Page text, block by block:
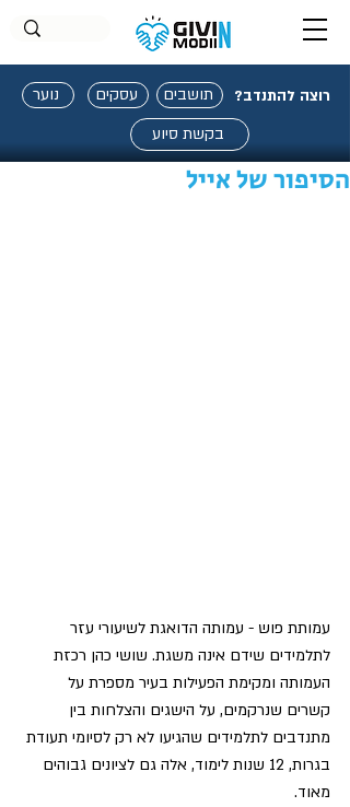
נוער עסקים תושבים רוצה להתנדב?
בקשת סיוע
הסיפור של אייל
עמותת פוש - עמותה הדואגת לשיעורי עזר
לתלמידים שידם אינה משגת. שושי כהן רכזת
העמותה ומקימת הפעילות בעיר מספרת על
קשרים שנרקמים, על הישגים והצלחות בין
מתנדבים לתלמידים שהגיעו לא רק לסיומי תעודת
בגרות, 12 שנות לימוד, אלה גם לציונים גבוהים
מאוד.